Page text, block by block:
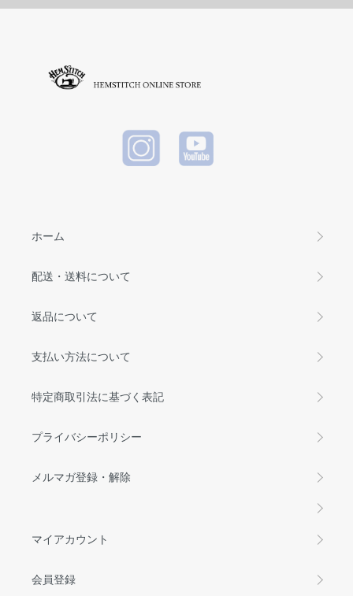
E
CK
eather Wa
eather Wa
ool Bag(M
ホーム
配送・送料について
返品について
支払い方法について
特定商取引法に基づく表記
プライバシーポリシー
メルマガ登録・解除
マイアカウント
会員登録